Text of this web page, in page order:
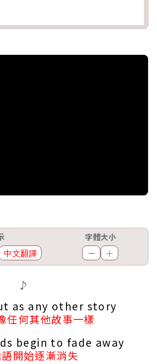
中文翻譯
字體大小
－ ＋
♪
as any other story
任何其他故事一樣
begin to fade away
開始逐漸消失